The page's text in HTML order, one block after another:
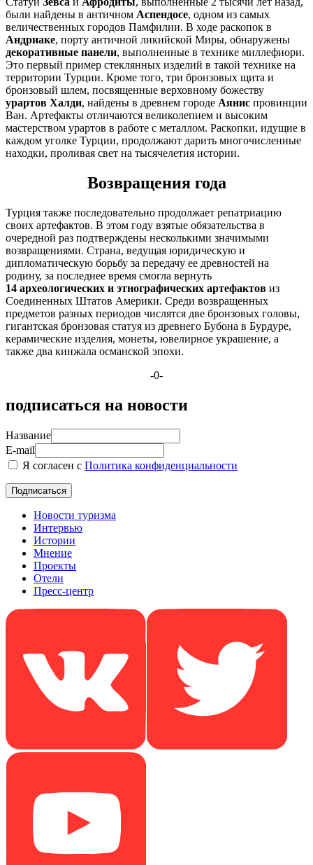
были найдены в античном Аспендосе, одном из самых
величественных городов Памфилии. В ходе раскопок в
Андриаке, порту античной ликийской Миры, обнаружены
декоративные панели, выполненные в технике миллефиори.
Это первый пример стеклянных изделий в такой технике на
территории Турции. Кроме того, три бронзовых щита и
бронзовый шлем, посвященные верховному божеству
урартов Халди, найдены в древнем городе Аянис провинции
Ван. Артефакты отличаются великолепием и высоким
мастерством урартов в работе с металлом. Раскопки, идущие в
каждом уголке Турции, продолжают дарить многочисленные
находки, проливая свет на тысячелетия истории.
Возвращения года
Турция также последовательно продолжает репатриацию
своих артефактов. В этом году взятые обязательства в
очередной раз подтверждены несколькими значимыми
возвращениями. Страна, ведущая юридическую и
дипломатическую борьбу за передачу ее древностей на
родину, за последнее время смогла вернуть
14 археологических и этнографических артефактов из
Соединенных Штатов Америки. Среди возвращенных
предметов разных периодов числятся две бронзовых головы,
гигантская бронзовая статуя из древнего Бубона в Бурдуре,
керамические изделия, монеты, ювелирное украшение, а
также два кинжала османской эпохи.
-0-
подписаться на новости
Название
E-mail
Я согласен с Политика конфиденциальности
Новости туризма
Интервью
Истории
Мнение
Проекты
Отели
Пресс-центр